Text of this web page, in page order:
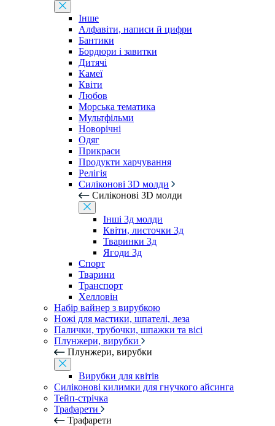
Інше
Алфавіти, написи й цифри
Бантики
Бордюри і завитки
Дитячі
Камеї
Квіти
Любов
Морська тематика
Мультфільми
Новорічні
Одяг
Прикраси
Продукти харчування
Релігія
Силіконові 3D молди
Силіконові 3D молди
Інші 3д молди
Квіти, листочки 3д
Тваринки 3д
Ягоди 3д
Спорт
Тварини
Транспорт
Хелловін
Набір вайнер з вирубкою
Ножі для мастики, шпателі, леза
Палички, трубочки, шпажки та вісі
Плунжери, вирубки
Плунжери, вирубки
Вирубки для квітів
Силіконові килимки для гнучкого айсинга
Тейп-стрічка
Трафарети
Трафарети